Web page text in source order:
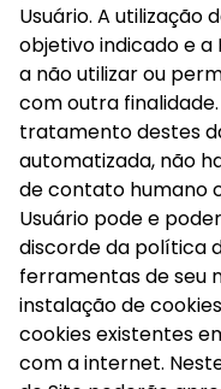
Usuário. A utilização
objetivo indicado e
a não utilizar ou
com outra
tratamento destes
automatizada, não
de contato humano
Usuário pode e
discorde da política
ferramentas de seu
instalação de
cookies existentes
com a internet.